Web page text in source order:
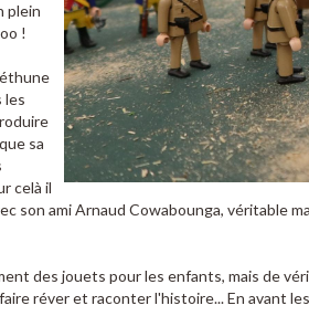
plein
!
les
sa
celà il
son ami Arnaud Cowabounga, véritable
des jouets pour les enfants, mais de
réver et raconter l'histoire... En avant